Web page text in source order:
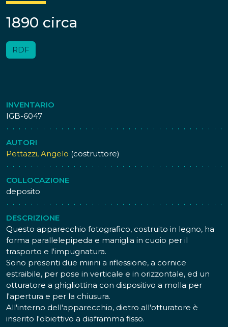
1890 circa
RDF
INVENTARIO
IGB-6047
AUTORI
Pettazzi, Angelo (costruttore)
COLLOCAZIONE
deposito
DESCRIZIONE
Questo apparecchio fotografico, costruito in legno, ha
forma parallelepipeda e maniglia in cuoio per il
trasporto e l'impugnatura.
Sono presenti due mirini a riflessione, a cornice
estraibile, per pose in verticale e in orizzontale, ed un
otturatore a ghigliottina con dispositivo a molla per
l'apertura e per la chiusura.
All'interno dell'apparecchio, dietro all'otturatore è
inserito l'obiettivo a diaframma fisso.